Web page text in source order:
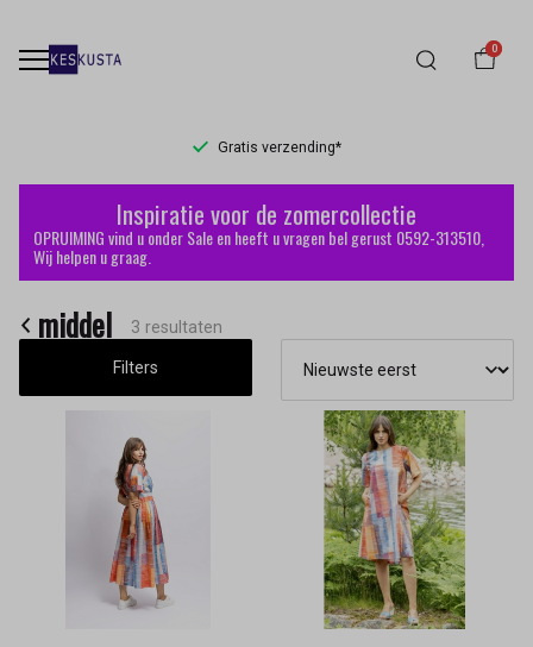
0
Gratis verzending*
middel
Keskusta
Inspiratie voor de zomercollectie
OPRUIMING vind u onder Sale en heeft u vragen bel gerust 0592-313510,
Wij helpen u graag.
middel 3 resultaten
Filters